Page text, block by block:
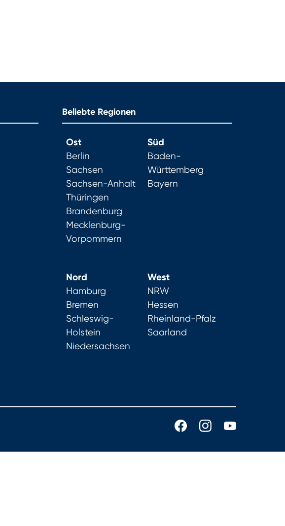
Beliebte Regionen
Ost
Berlin
Sachsen
Sachsen-Anhalt
Thüringen
Brandenburg
Mecklenburg-
Vorpommern
Süd
Baden-
Württemberg
Bayern
Nord
Hamburg
Bremen
Schleswig-
Holstein
Niedersachsen
West
NRW
Hessen
Rheinland-Pfalz
Saarland